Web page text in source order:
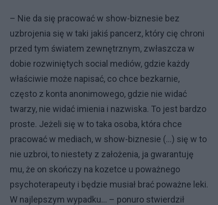
– Nie da się pracować w show-biznesie bez
uzbrojenia się w taki jakiś pancerz, który cię chroni
przed tym światem zewnętrznym, zwłaszcza w
dobie rozwiniętych social mediów, gdzie każdy
właściwie może napisać, co chce bezkarnie,
często z konta anonimowego, gdzie nie widać
twarzy, nie widać imienia i nazwiska. To jest bardzo
proste. Jeżeli się w to taka osoba, która chce
pracować w mediach, w show-biznesie (...) się w to
nie uzbroi, to niestety z założenia, ja gwarantuję
mu, że on skończy na kozetce u poważnego
psychoterapeuty i będzie musiał brać poważne leki.
W najlepszym wypadku... – ponuro stwierdził